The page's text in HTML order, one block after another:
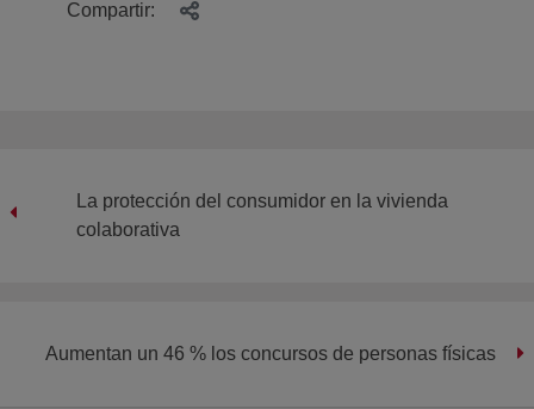
Compartir:
La protección del consumidor en la vivienda
colaborativa
Aumentan un 46 % los concursos de personas físicas